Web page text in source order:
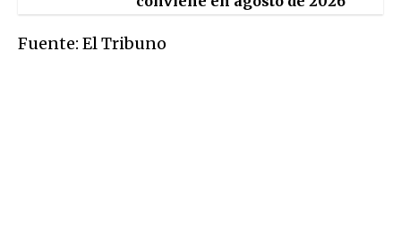
Fuente: El Tribuno